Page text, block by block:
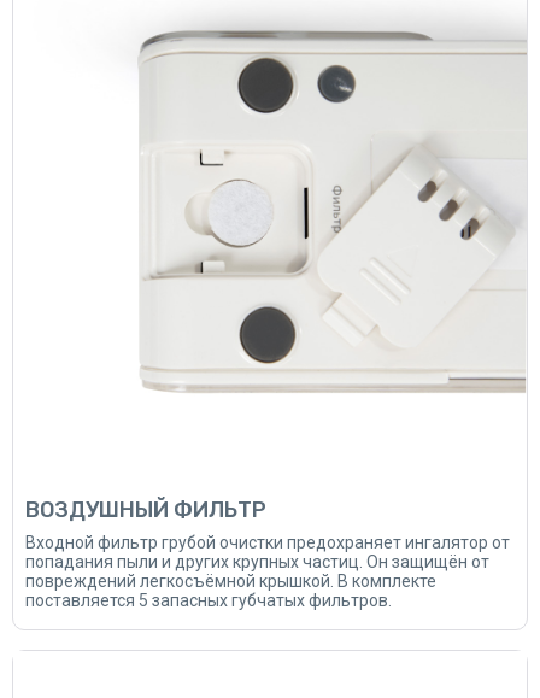
ВОЗДУШНЫЙ ФИЛЬТР
Входной фильтр грубой очистки предохраняет ингалятор от
попадания пыли и других крупных частиц. Он защищён от
повреждений легкосъёмной крышкой. В комплекте
поставляется 5 запасных губчатых фильтров.